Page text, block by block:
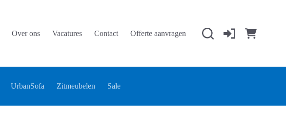
Over ons Vacatures Contact Offerte aanvragen
UrbanSofa Zitmeubelen Sale